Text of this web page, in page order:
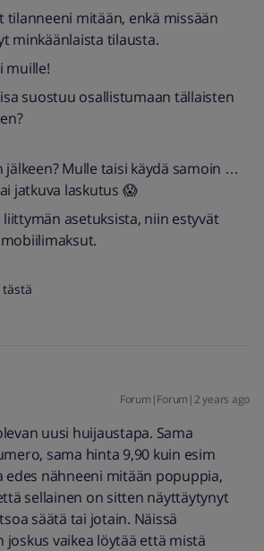
tilanneeni mitään, enkä missään
minkäänlaista tilausta.
muille!
suostuu osallistumaan tällaisten
Mulle taisi käydä samoin …
jatkuva laskutus 😱
asetuksista, niin estyvät
Forum|Forum|2 years ago
uusi huijaustapa. Sama
sama hinta 9,90 kuin esim
edes nähneeni mitään popuppia,
sellainen on sitten näyttäytynyt
säätä tai jotain. Näissä
joskus vaikea löytää että mistä